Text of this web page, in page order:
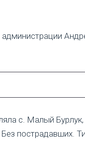
с. Малый Бурлук,
пострадавших.